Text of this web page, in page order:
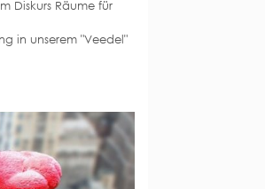
Diskurs Räume für
in unserem "Veedel"